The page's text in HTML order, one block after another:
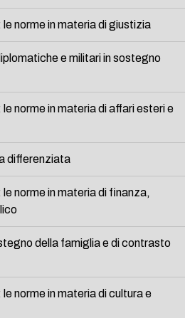
norme in materia di giustizia
e militari in sostegno
norme in materia di affari esteri e
differenziata
norme in materia di finanza,
della famiglia e di contrasto
norme in materia di cultura e